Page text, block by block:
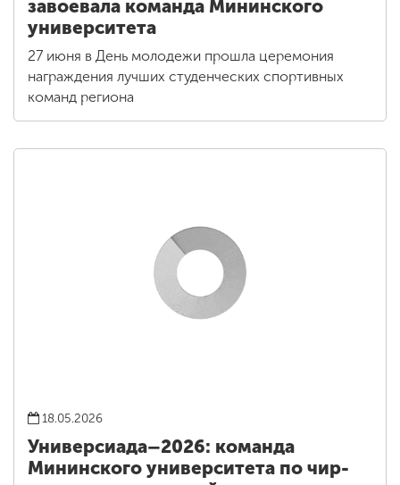
завоевала команда Мининского
университета
27 июня в День молодежи прошла церемония
награждения лучших студенческих спортивных
команд региона
18.05.2026
Универсиада–2026: команда
Мининского университета по чир-